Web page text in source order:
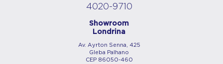
4020-9710
Showroom
Londrina
Av. Ayrton Senna, 425
Gleba Palhano
CEP 86050-460